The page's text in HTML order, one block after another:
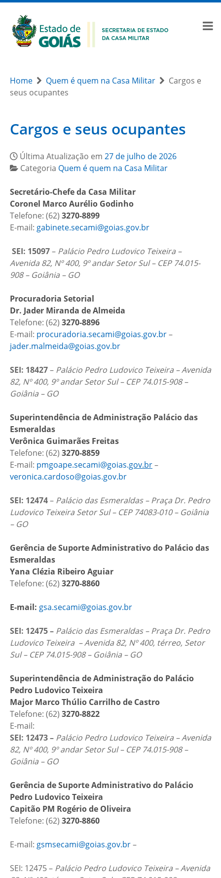
Home Quem é quem na Casa Militar
Cargos e
seus ocupantes
Cargos e seus ocupantes
Última Atualização em 27 de julho de 2026
Categoria Quem é quem na Casa Militar
Secretário-Chefe da Casa Militar
Coronel Marco Aurélio Godinho
Telefone: (62) 3270-8899
E-mail: gabinete.secami@goias.gov.br
SEI: 15097– Palácio Pedro Ludovico Teixeira –
Avenida 82, Nº 400, 9º andar Setor Sul – CEP 74.015-
908 – Goiânia – GO
Procuradoria Setorial
Dr. Jader Miranda de Almeida
Telefone: (62) 3270-8896
E-mail: procuradoria.secami@goias.gov.br–
jader.malmeida@goias.gov.br
SEI: 18427– Palácio Pedro Ludovico Teixeira – Avenida
82, Nº 400, 9º andar Setor Sul – CEP 74.015-908 –
Goiânia – GO
Superintendência de Administração Palácio das
Esmeraldas
Verônica Guimarães Freitas
Telefone: (62) 3270-8859
E-mail: pmgoape.secami@goias.gov.br–
veronica.cardoso@goias.gov.br
SEI: 12474– Palácio das Esmeraldas – Praça Dr. Pedro
Ludovico Teixeira Setor Sul – CEP 74083-010 – Goiânia
– GO
Gerência de Suporte Administrativo do Palácio das
Esmeraldas
Yana Clézia Ribeiro Aguiar
Telefone: (62) 3270-8860
E-mail: gsa.secami@goias.gov.br
SEI: 12475 – Palácio das Esmeraldas – Praça Dr. Pedro
Ludovico Teixeira – Avenida 82, Nº 400, térreo, Setor
Sul – CEP 74.015-908 – Goiânia – GO
Superintendência de Administração do Palácio
Pedro Ludovico Teixeira
Major Marco Thúlio Carrilho de Castro
Telefone: (62) 3270-8822
E-mail:
SEI: 12473 – Palácio Pedro Ludovico Teixeira – Avenida
82, Nº 400, 9º andar Setor Sul – CEP 74.015-908 –
Goiânia – GO
Gerência de Suporte Administrativo do Palácio
Pedro Ludovico Teixeira
Capitão PM Rogério de Oliveira
Telefone: (62) 3270-8860
E-mail: gsmsecami@goias.gov.br–
SEI: 12475 – Palácio Pedro Ludovico Teixeira – Avenida